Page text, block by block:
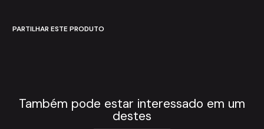
PARTILHAR ESTE PRODUTO
Também pode estar interessado em um
destes